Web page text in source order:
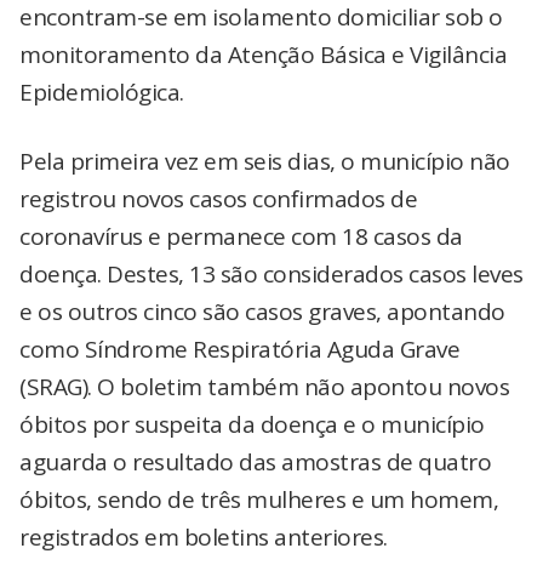
encontram-se em isolamento domiciliar sob o
monitoramento da Atenção Básica e Vigilância
Epidemiológica.
Pela primeira vez em seis dias, o município não
registrou novos casos confirmados de
coronavírus e permanece com 18 casos da
doença. Destes, 13 são considerados casos leves
e os outros cinco são casos graves, apontando
como Síndrome Respiratória Aguda Grave
(SRAG). O boletim também não apontou novos
óbitos por suspeita da doença e o município
aguarda o resultado das amostras de quatro
óbitos, sendo de três mulheres e um homem,
registrados em boletins anteriores.